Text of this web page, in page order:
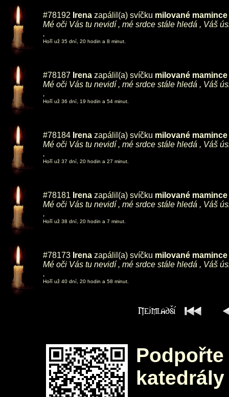
#78192 Irena zapálil(a) svíčku milované
Mé oči Vás tu nevidí , mé srdce stále hledá , Váš
.
Hoří už 35 dní, 20 hodin a 8 minut.
#78187 Irena zapálil(a) svíčku milované
Mé oči Vás tu nevidí , mé srdce stále hledá , Váš
.
Hoří už 36 dní, 19 hodin a 54 minut.
#78184 Irena zapálil(a) svíčku milované
Mé oči Vás tu nevidí , mé srdce stále hledá , Váš
.
Hoří už 37 dní, 20 hodin a 27 minut.
#78181 Irena zapálil(a) svíčku milované
Mé oči Vás tu nevidí , mé srdce stále hledá , Váš
.
Hoří už 38 dní, 20 hodin a 7 minut.
#78173 Irena zapálil(a) svíčku milované
Mé oči Vás tu nevidí , mé srdce stále hledá , Váš
.
Hoří už 40 dní, 20 hodin a 58 minut.
katedrály